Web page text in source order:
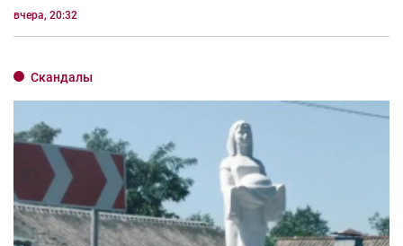
вчера, 20:32
Скандалы